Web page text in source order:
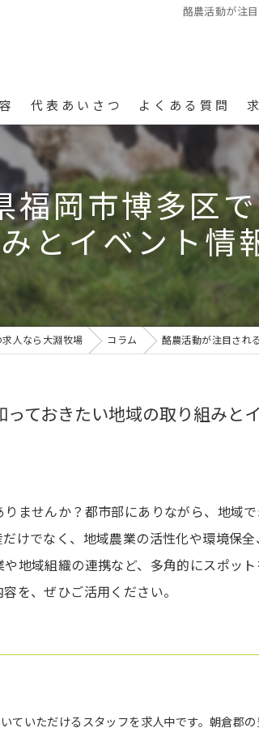
酪農活動が注
代表あいさつ よくある質問
岡市博多区
とイベント情
人なら大淵牧場 コラム 酪農活動が注目され
ておきたい地域の取り組みと
ませんか？都市部にありながら、地域
けでなく、地域農業の活性化や環境保
地域組織の連携など、多角的にスポッ
を、ぜひご活用ください。
ていただけるスタッフを求人中です。朝倉郡